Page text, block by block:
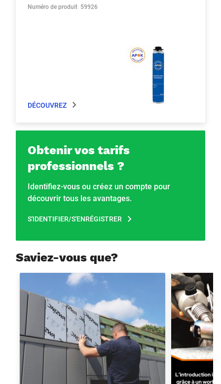
Numéro de produit 59926
DÉCOUVREZ
Obtenir vos tarifs
professionnels ?
Identifiez-vous ou créez un compte pour
découvrir tous les avantages.
S'IDENTIFIER/S'ENRÉGISTRER
Saviez-vous que?
Atelier 'APOK On Tour' Formations